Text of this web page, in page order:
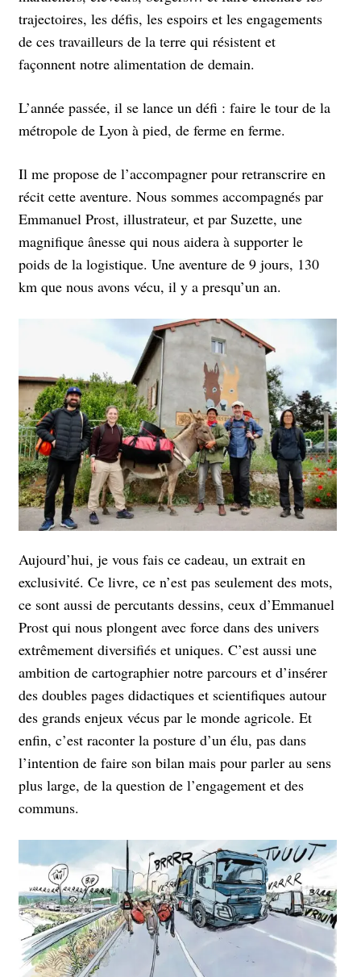
trajectoires, les défis, les espoirs et les engagements
de ces travailleurs de la terre qui résistent et
façonnent notre alimentation de demain.
L’année passée, il se lance un défi : faire le tour de la
métropole de Lyon à pied, de ferme en ferme.
Il me propose de l’accompagner pour retranscrire en
récit cette aventure. Nous sommes accompagnés par
Emmanuel Prost, illustrateur, et par Suzette, une
magnifique ânesse qui nous aidera à supporter le
poids de la logistique. Une aventure de 9 jours, 130
km que nous avons vécu, il y a presqu’un an.
Aujourd’hui, je vous fais ce cadeau, un extrait en
exclusivité. Ce livre, ce n’est pas seulement des mots,
ce sont aussi de percutants dessins, ceux d’Emmanuel
Prost qui nous plongent avec force dans des univers
extrêmement diversifiés et uniques. C’est aussi une
ambition de cartographier notre parcours et d’insérer
des doubles pages didactiques et scientifiques autour
des grands enjeux vécus par le monde agricole. Et
enfin, c’est raconter la posture d’un élu, pas dans
l’intention de faire son bilan mais pour parler au sens
plus large, de la question de l’engagement et des
communs.